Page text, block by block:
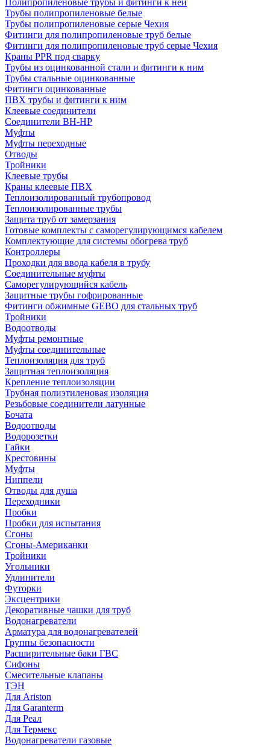
Трубы полипропиленовые белые
Трубы полипропиленовые серые Чехия
Фитинги для полипропиленовые труб белые
Фитинги для полипропиленовые труб серые Чехия
Краны PPR под сварку
Трубы из оцинкованной стали и фитинги к ним
Трубы стальные оцинкованные
Фитинги оцинкованные
ПВХ трубы и фитинги к ним
Клеевые соединители
Соединители ВН-НР
Муфты
Муфты переходные
Отводы
Тройники
Клеевые трубы
Краны клеевые ПВХ
Теплоизолированный трубопровод
Теплоизолированные трубы
Защита труб от замерзания
Готовые комплекты с саморегулирующимся кабелем
Комплектующие для системы обогрева труб
Контроллеры
Проходки для ввода кабеля в трубу
Соединительные муфты
Саморегулирующийся кабель
Защитные трубы гофрированные
Фитинги обжимные GEBO для стальных труб
Тройники
Водоотводы
Муфты ремонтные
Муфты соединительные
Теплоизоляция для труб
Защитная теплоизоляция
Крепление теплоизоляции
Трубная полиэтиленовая изоляция
Резьбовые соединители латунные
Бочата
Водоотводы
Водорозетки
Гайки
Крестовины
Муфты
Ниппели
Отводы для душа
Переходники
Пробки
Пробки для испытания
Сгоны
Сгоны-Американки
Тройники
Угольники
Удлинители
Футорки
Эксцентрики
Декоративные чашки для труб
Водонагреватели
Арматура для водонагревателей
Группы безопасности
Расширительные баки ГВС
Сифоны
Смесительные клапаны
ТЭН
Для Ariston
Для Garanterm
Для Реал
Для Термекс
Водонагреватели газовые